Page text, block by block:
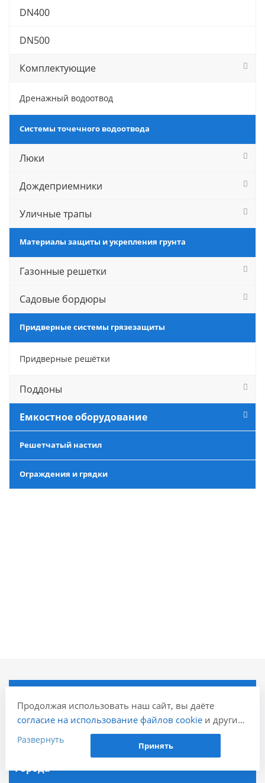
DN400
DN500
Комплектующие
Дренажный водоотвод
Системы точечного водоотвода
Люки
Дождеприемники
Уличные трапы
Материалы защиты и укрепления грунта
Газонные решетки
Садовые бордюры
Придверные системы грязезащиты
Придверные решётки
Поддоны
Емкостное оборудование
Решетчатый настил
Ограждения и грядки
Города
Продолжая использовать наш сайт, вы даёте
согласие на использование файлов cookieи других
пользовательских данных (включая IP-адрес,
сведения о местоположении, устройстве, действиях
проведения статистических исследований,
Развернуть
Принять